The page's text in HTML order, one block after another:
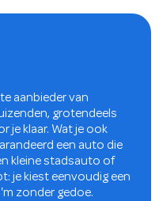
aanbieder van
grotendeels
je klaar. Wat je ook
een auto die
kleine stadsauto of
je kiest eenvoudig een
zonder gedoe.